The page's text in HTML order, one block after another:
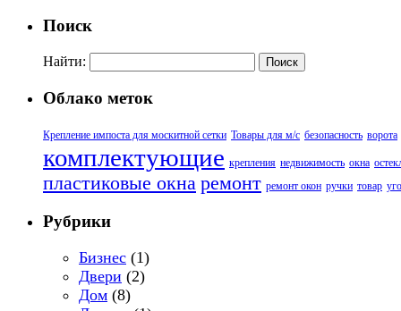
Поиск
Найти:
Облако меток
Крепление импоста для москитной сетки Товары для м/с безопасность ворота
комплектующие крепления недвижимость окна
пластиковые окна ремонт ремонт окон ручки товар
Рубрики
Бизнес (1)
Двери (2)
Дом (8)